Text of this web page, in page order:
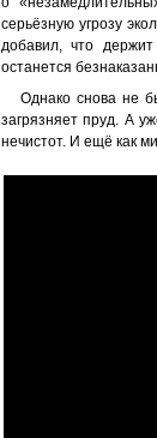
серьёзную угрозу
добавил, что
останется
Однако снова не
загрязняет пруд. А
нечистот. И ещё как